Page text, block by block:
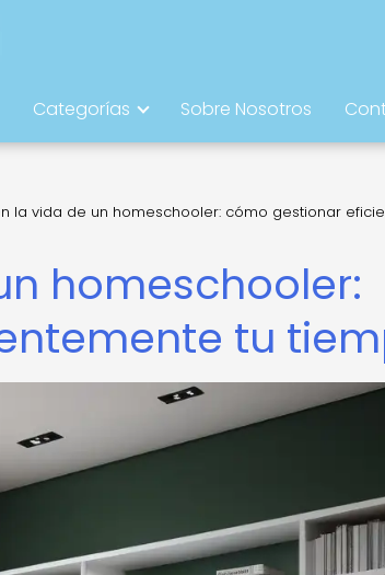
Categorías Sobre Nosotros
la vida de un homeschooler: cómo gestionar
homeschooler:
tu